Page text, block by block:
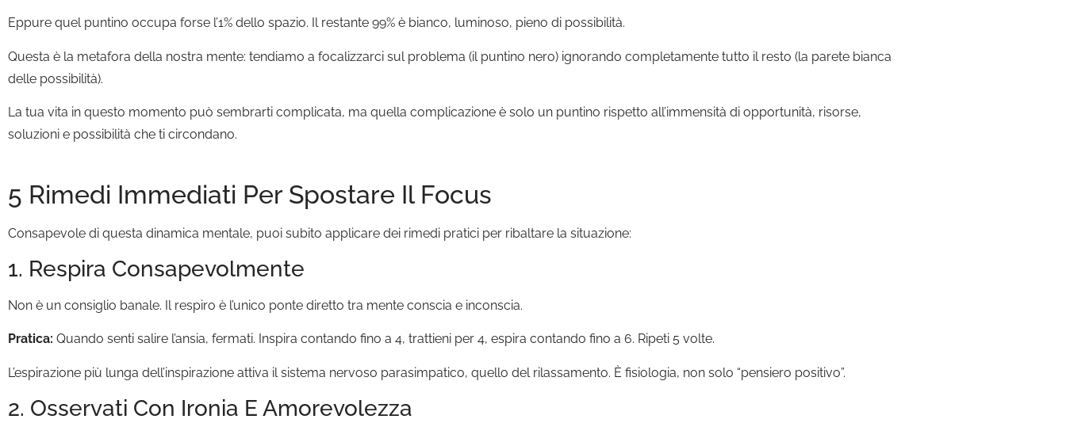
Eppure quel puntino occupa forse l’1% dello spazio. Il restante 99% è bianco, luminoso, pieno di possibilità.
Questa è la metafora della nostra mente: tendiamo a focalizzarci sul problema (il puntino nero) ignorando completamente tutto il resto (la parete bianca
delle possibilità).
La tua vita in questo momento può sembrarti complicata, ma quella complicazione è solo un puntino rispetto all’immensità di opportunità, risorse,
soluzioni e possibilità che ti circondano.
5 Rimedi Immediati Per Spostare Il Focus
Consapevole di questa dinamica mentale, puoi subito applicare dei rimedi pratici per ribaltare la situazione:
1. Respira Consapevolmente
Non è un consiglio banale. Il respiro è l’unico ponte diretto tra mente conscia e inconscia.
Pratica: Quando senti salire l’ansia, fermati. Inspira contando fino a 4, trattieni per 4, espira contando fino a 6. Ripeti 5 volte.
L’espirazione più lunga dell’inspirazione attiva il sistema nervoso parasimpatico, quello del rilassamento. È fisiologia, non solo “pensiero positivo”.
2. Osservati Con Ironia E Amorevolezza